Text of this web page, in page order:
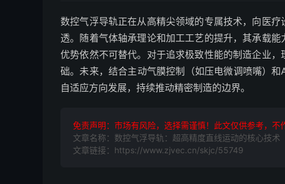
数控气浮导轨正在从高精尖领域的专属技术，向医
透。随着气体轴承理论和加工工艺的提升，其承载
优势依然不可替代。对于追求极致性能的制造企业
础。未来，结合主动气膜控制（如压电微调喷嘴）
自适应方向发展，持续推动精密制造的边界。
免责声明：市场有风险，选择需谨慎！此文仅供参考，不
文章名称：数控气浮导轨：超高精度直线运动的核心技术
文章链接：https://www.zjvec.cn/skjc/55749